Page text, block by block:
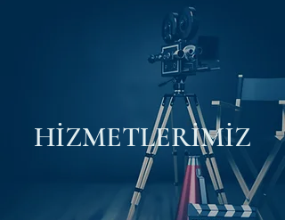
HİZMETLERİMİZ